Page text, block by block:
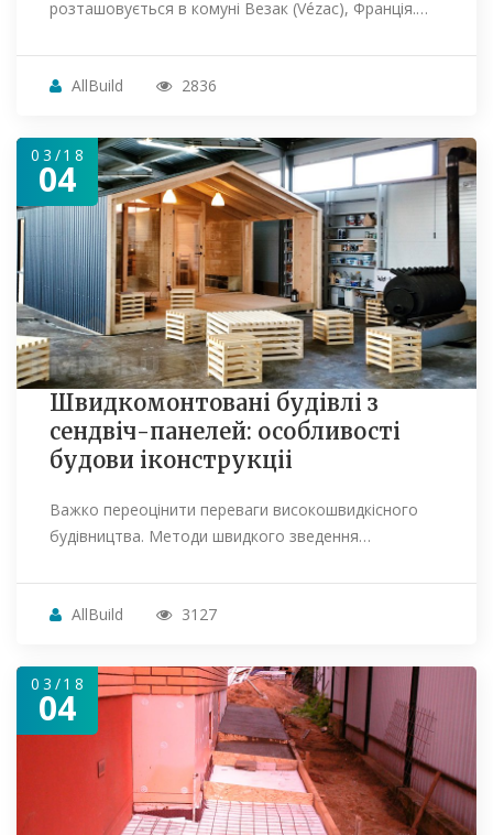
розташовується в комуні Везак (Vézac), Франція.…
AllBuild 2836
03/18
04
Швидкомонтовані будівлі з
сендвіч-панелей: особливості
будови іконструкціі
Важко переоцінити переваги високошвидкісного
будівництва. Методи швидкого зведення…
AllBuild 3127
03/18
04